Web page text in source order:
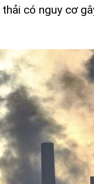
có nguy cơ